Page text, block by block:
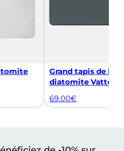
Grand tapis de
diatomite Vatten
69.00€